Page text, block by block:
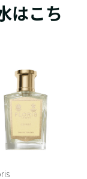
はこち